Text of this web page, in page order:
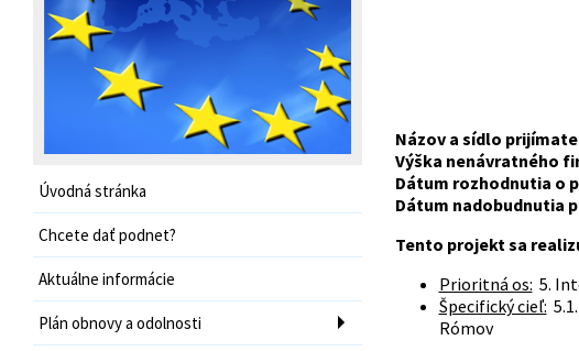
Úvodná stránka
Chcete dať podnet?
Aktuálne informácie
Plán obnovy a odolnosti
Názov a sídlo
Výška nenávratného
Dátum rozhodnutia o
Dátum nadobudnutia
Tento projekt sa
Prioritná os: 5.
Špecifický cieľ:
Rómov